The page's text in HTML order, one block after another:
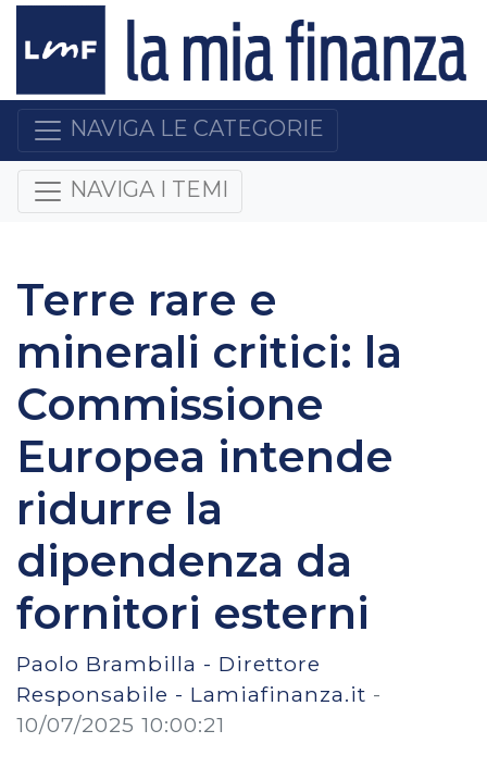
NAVIGA LE CATEGORIE
NAVIGA I TEMI
Terre rare e
minerali critici: la
Commissione
Europea intende
ridurre la
dipendenza da
fornitori esterni
Paolo Brambilla - Direttore
Responsabile - Lamiafinanza.it -
10/07/2025 10:00:21